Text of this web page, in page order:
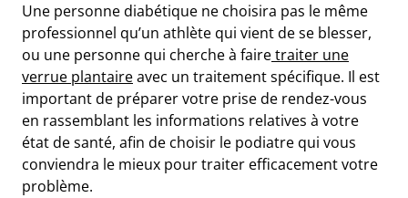
Une personne diabétique ne choisira pas le même
professionnel qu’un athlète qui vient de se blesser,
ou une personne qui cherche à fairetraiter une
verrue plantaireavec un traitement spécifique. Il est
important de préparer votre prise de rendez-vous
en rassemblant les informations relatives à votre
état de santé, afin de choisir le podiatre qui vous
conviendra le mieux pour traiter efficacement votre
problème.